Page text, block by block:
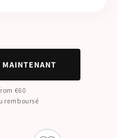
MAINTENANT
€60
remboursé